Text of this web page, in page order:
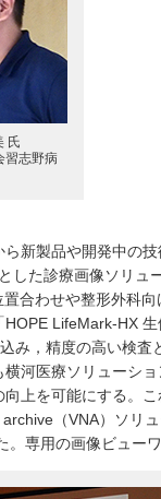
氏
習志野病
新製品や開発中の
した診療画像ソリュ
合わせや整形外科
LifeMark-HX
み，精度の高い検査
河医療ソリューショ
上を可能にする。
（VNA）ソリ
専用の画像ビュー